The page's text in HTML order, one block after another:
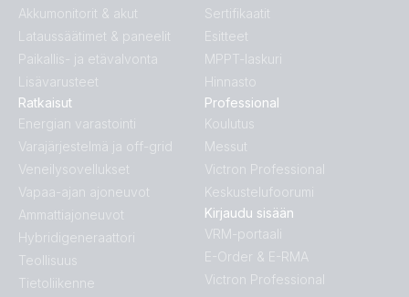
Akkumonitorit & akut
Lataussäätimet & paneelit
Paikallis- ja etävalvonta
Lisävarusteet
Ratkaisut
Energian varastointi
Varajärjestelmä ja off-grid
Veneilysovellukset
Vapaa-ajan ajoneuvot
Ammattiajoneuvot
Hybridigeneraattori
Teollisuus
Tietoliikenne
Sertifikaatit
Esitteet
MPPT-laskuri
Hinnasto
Professional
Koulutus
Messut
Victron Professional
Keskustelufoorumi
Kirjaudu sisään
VRM-portaali
E-Order & E-RMA
Victron Professional